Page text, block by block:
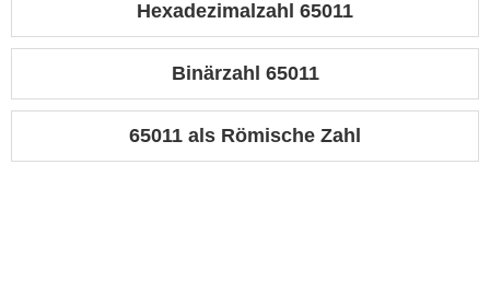
Hexadezimalzahl 65011
Binärzahl 65011
65011 als Römische Zahl